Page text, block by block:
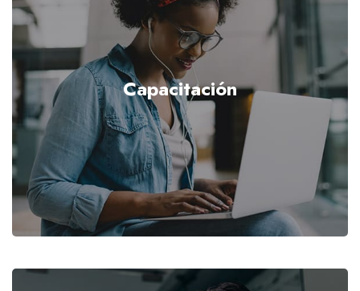
Capacitación
VER MÁS...